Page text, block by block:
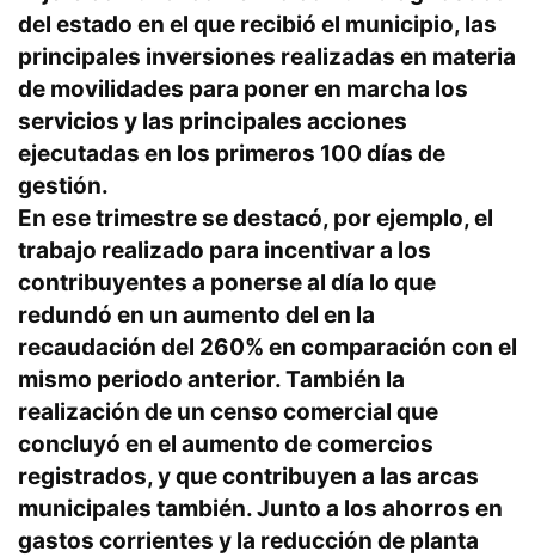
del estado en el que recibió el municipio, las
principales inversiones realizadas en materia
de movilidades para poner en marcha los
servicios y las principales acciones
ejecutadas en los primeros 100 días de
gestión.
En ese trimestre se destacó, por ejemplo, el
trabajo realizado para incentivar a los
contribuyentes a ponerse al día lo que
redundó en un aumento del en la
recaudación del 260% en comparación con el
mismo periodo anterior. También la
realización de un censo comercial que
concluyó en el aumento de comercios
registrados, y que contribuyen a las arcas
municipales también. Junto a los ahorros en
gastos corrientes y la reducción de planta